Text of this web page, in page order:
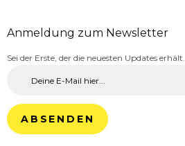
Anmeldung zum Newsletter
Sei der Erste, der die neuesten Updates erhält.
ABSENDEN